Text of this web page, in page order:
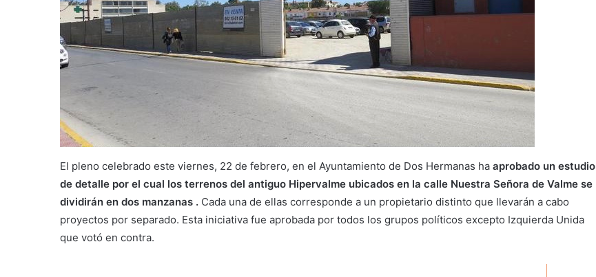
El pleno celebrado este viernes, 22 de febrero, en el Ayuntamiento de Dos Hermanas ha aprobado un estudio
de detalle por el cual los terrenos del antiguo Hipervalme ubicados en la calle Nuestra Señora de Valme se
dividirán en dos manzanas . Cada una de ellas corresponde a un propietario distinto que llevarán a cabo
proyectos por separado. Esta iniciativa fue aprobada por todos los grupos políticos excepto Izquierda Unida
que votó en contra.